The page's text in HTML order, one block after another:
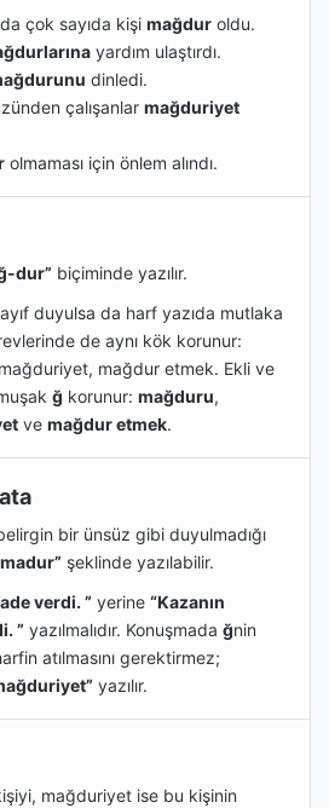
çok sayıda kişi mağdur oldu.
yardım ulaştırdı.
dinledi.
çalışanlar mağduriyet
olmaması için önlem alındı.
dur” biçiminde yazılır.
duyulsa da harf yazıda mutlaka
de aynı kök korunur:
mağdur etmek. Ekli ve
ğ korunur: mağduru,
ve mağdur etmek.
bir ünsüz gibi duyulmadığı
şeklinde yazılabilir.
verdi. ” yerine “Kazanın
” yazılmalıdır. Konuşmada ğnin
atılmasını gerektirmez;
yazılır.
mağduriyet ise bu kişinin